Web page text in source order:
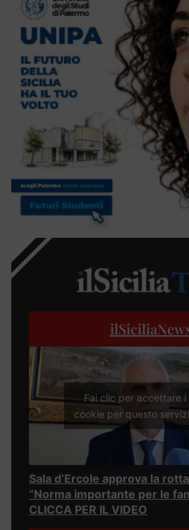
Fai clic per accettare i
cookie per questo
Sala d’Ercole approva la
“Norma importante per le
CLICCA PER IL VIDEO